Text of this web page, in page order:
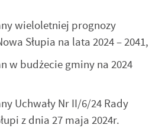
wieloletniej prognozy
Słupia na lata 2024 – 2041,
budżecie gminy na 2024
Uchwały Nr II/6/24 Rady
z dnia 27 maja 2024r.
mogą pojawić się na
lub firm będących naszymi
usług. Firmy te działają
prezentujących nasze treści w
komunikatów mediów